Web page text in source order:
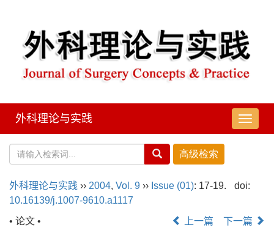
导
航
外科理论与实践
外科理论与实践 ›› 2004, Vol. 9 ›› Issue (01): 17-19.
doi:
10.16139/j.1007-9610.a1117
• 论文 •
上一篇 下一篇